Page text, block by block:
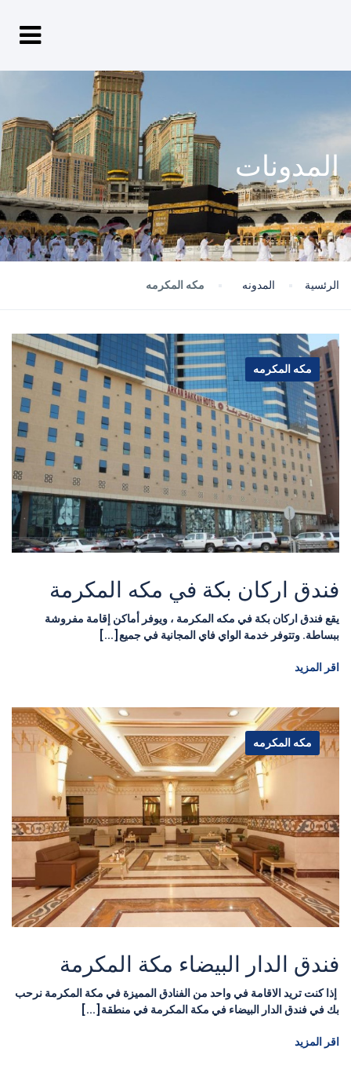
المدونات
الرئسية المدونه مكه المكرمه
مكه المكرمه
فندق اركان بكة في مكه المكرمة
يقع فندق اركان بكة في مكه المكرمة ، ويوفر أماكن إقامة مفروشة
ببساطة. وتتوفر خدمة الواي فاي المجانية في جميع[...]
اقر المزيد
مكه المكرمه
فندق الدار البيضاء مكة المكرمة
إذا كنت تريد الاقامة في واحد من الفنادق المميزة في مكة المكرمة نرحب
بك في فندق الدار البيضاء في مكة المكرمة في منطقة[...]
اقر المزيد